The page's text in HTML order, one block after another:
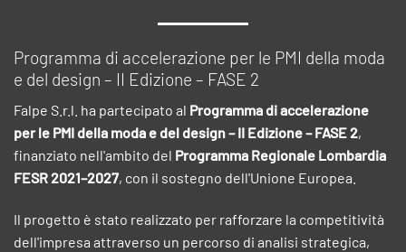
Programma di accelerazione per le PMI della moda
e del design – II Edizione – FASE 2
Falpe S.r.l. ha partecipato al Programma di accelerazione
per le PMI della moda e del design – II Edizione – FASE 2,
finanziato nell'ambito del Programma Regionale Lombardia
FESR 2021–2027, con il sostegno dell'Unione Europea.
Il progetto è stato realizzato per rafforzare la competitività
dell'impresa attraverso un percorso di analisi strategica,